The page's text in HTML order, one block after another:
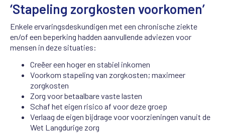
‘Stapeling zorgkosten voorkomen’
Enkele ervaringsdeskundigen met een chronische ziekte
en/of een beperking hadden aanvullende adviezen voor
mensen in deze situaties:
Creëer een hoger en stabiel inkomen
Voorkom stapeling van zorgkosten; maximeer
zorgkosten
Zorg voor betaalbare vaste lasten
Schaf het eigen risico af voor deze groep
Verlaag de eigen bijdrage voor voorzieningen vanuit de
Wet Langdurige zorg